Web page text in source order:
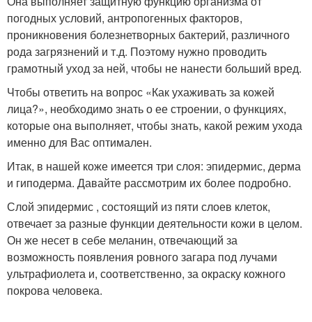
погодных условий, антропогенных факторов,
проникновения болезнетворных бактерий, различного
рода загрязнений и т.д. Поэтому нужно проводить
грамотный уход за ней, чтобы не нанести больший вред.
Чтобы ответить на вопрос «Как ухаживать за кожей
лица?», необходимо знать о ее строении, о функциях,
которые она выполняет, чтобы знать, какой режим ухода
именно для Вас оптимален.
Итак, в нашей коже имеется три слоя: эпидермис, дерма
и гиподерма. Давайте рассмотрим их более подробно.
Слой эпидермис , состоящий из пяти слоев клеток,
отвечает за разные функции деятельности кожи в целом.
Он же несет в себе меланин, отвечающий за
возможность появления ровного загара под лучами
ультрафиолета и, соответственно, за окраску кожного
покрова человека.